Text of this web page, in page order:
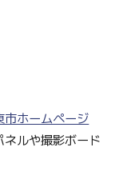
市ホームページ
ルや撮影ボード